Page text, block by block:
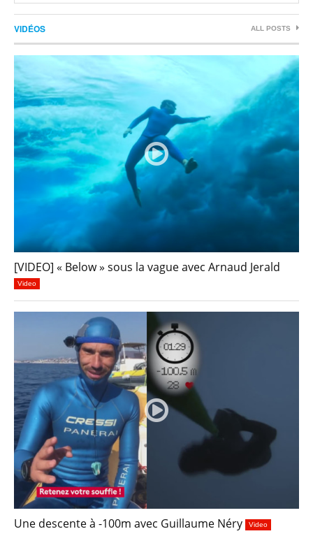
VIDÉOS ALL POSTS
[VIDEO] « Below » sous la vague avec Arnaud Jerald
Video
Une descente à -100m avec Guillaume Néry Video